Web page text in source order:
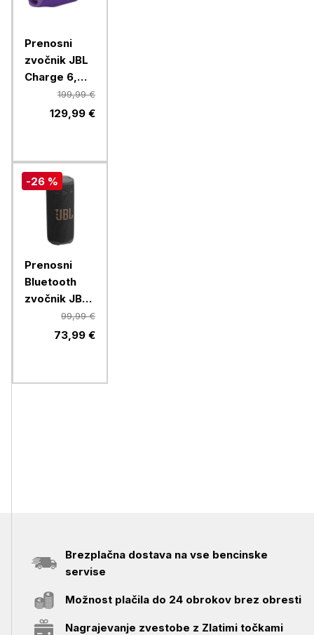
Prenosni
zvočnik JBL
Charge 6,
Purple199,99 €
129,99 €
-26 %
Prenosni
Bluetooth
zvočnik JBL
Grip, black
99,99 €
73,99 €
Brezplačna dostava na vse bencinske
servise
Možnost plačila do 24 obrokov brez obresti
Nagrajevanje zvestobe z Zlatimi točkami